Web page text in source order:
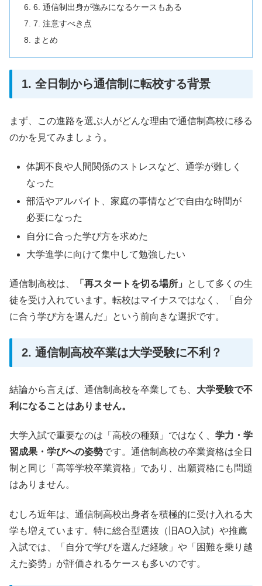
6. 通信制出身が強みになるケースもある
7. 注意すべき点
まとめ
1. 全日制から通信制に転校する背景
まず、この進路を選ぶ人がどんな理由で通信制高校に移る
のかを見てみましょう。
体調不良や人間関係のストレスなど、通学が難しく
なった
部活やアルバイト、家庭の事情などで自由な時間が
必要になった
自分に合った学び方を求めた
大学進学に向けて集中して勉強したい
通信制高校は、 「再スタートを切る場所」
として多くの生
徒を受け入れています。転校はマイナスではなく、「自分
に合う学び方を選んだ」という前向きな選択です。
2. 通信制高校卒業は大学受験に不利？
結論から言えば、通信制高校を卒業しても、 大学受験で不
利になることはありません。
大学入試で重要なのは「高校の種類」ではなく、 学力・学
習成果・学びへの姿勢です。通信制高校の卒業資格は全日
制と同じ「高等学校卒業資格」であり、出願資格にも問題
はありません。
むしろ近年は、通信制高校出身者を積極的に受け入れる大
学も増えています。特に総合型選抜（旧AO入試）や推薦
入試では、「自分で学びを選んだ経験」や「困難を乗り越
えた姿勢」が評価されるケースも多いのです。